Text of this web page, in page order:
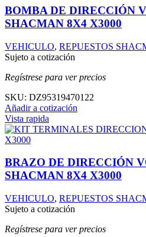
BOMBA DE DIRECCIÓN
SHACMAN 8X4 X3000
VEHICULO, REPUESTOS
Sujeto a cotización
Regístrese para ver precios
SKU: DZ95319470122
Añadir a cotización
Vista rapida
BRAZO DE DIRECCIÓN
SHACMAN 8X4 X3000
VEHICULO, REPUESTOS
Sujeto a cotización
Regístrese para ver precios